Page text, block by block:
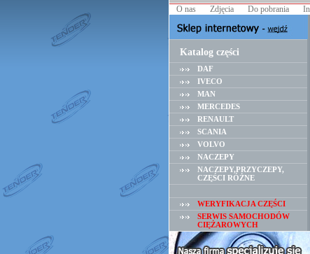
O nas
Zdjęcia Do pobrania
Katalog części
DAF
IVECO
MAN
MERCEDES
RENAULT
SCANIA
VOLVO
NACZEPY
NACZEPY,PRZYCZEPY,
CZĘŚCI RÓŻNE
WERYFIKACJA CZĘŚCI
SERWIS SAMOCHODÓW
CIĘŻAROWYCH